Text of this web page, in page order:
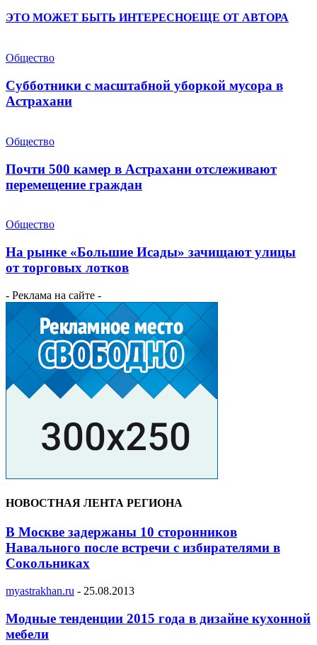
ЭТО МОЖЕТ БЫТЬ ИНТЕРЕСНОЕЩЕ ОТ АВТОРА
Общество
Субботники с масштабной уборкой мусора в
Астрахани
Общество
Почти 500 камер в Астрахани отслеживают
перемещение граждан
Общество
На рынке «Большие Исады» зачищают улицы
от торговых лотков
- Реклама на сайте -
НОВОСТНАЯ ЛЕНТА РЕГИОНА
В Москве задержаны 10 сторонников
Навального после встречи с избирателями в
Сокольниках
myastrakhan.ru - 25.08.2013
Модные тенденции 2015 года в дизайне кухонной
мебели